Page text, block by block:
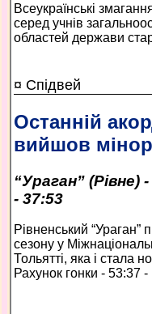
Всеукраїнські
серед учнів
областей держави
¤ Спідвей
Останній
вийшов
“Ураган” (Рівне)
- 37:53
Рівненський “Ураган”
сезону у
Тольятті, яка і стала
Рахунок гонки - 53:37 -